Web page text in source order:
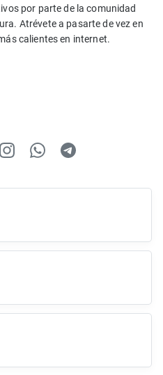
por parte de la comunidad
Atrévete a pasarte de vez en
calientes en internet.